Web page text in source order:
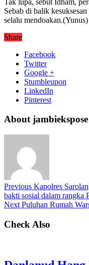
Sebab di balik
selalu mendoakan.(Yunus)
Share
Facebook
Twitter
Google +
Stumbleupon
LinkedIn
Pinterest
About jambiekspose
Previous Kapolres
bakti sosial dalam rangka
Next Puluhan Rumah
Check Also